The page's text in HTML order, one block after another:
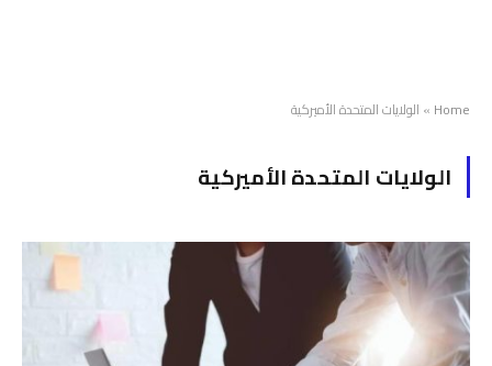
Home
» الولايات المتحدة الأميركية
الولايات المتحدة الأميركية